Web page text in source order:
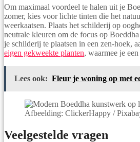
Om maximaal voordeel te halen uit je Boeddha schilderij in de
zomer, kies voor lichte tinten die het
weerkaatsen. Plaats het schilderij op
neutrale kleuren om de focus op
je schilderij te plaatsen in een zen-hoek,
eigen gekweekte planten, waarmee je
Lees ook: Fleur je woning op met
Afbeelding: ClickerHappy /
Veelgestelde vragen